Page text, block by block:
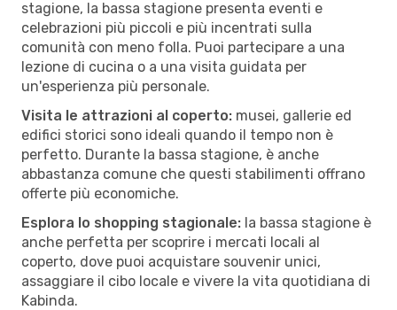
stagione, la bassa stagione presenta eventi e
celebrazioni più piccoli e più incentrati sulla
comunità con meno folla. Puoi partecipare a una
lezione di cucina o a una visita guidata per
un'esperienza più personale.
Visita le attrazioni al coperto: musei, gallerie ed
edifici storici sono ideali quando il tempo non è
perfetto. Durante la bassa stagione, è anche
abbastanza comune che questi stabilimenti offrano
offerte più economiche.
Esplora lo shopping stagionale: la bassa stagione è
anche perfetta per scoprire i mercati locali al
coperto, dove puoi acquistare souvenir unici,
assaggiare il cibo locale e vivere la vita quotidiana di
Kabinda.